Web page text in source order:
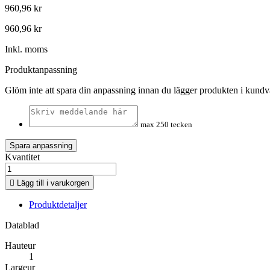
960,96 kr
960,96 kr
Inkl. moms
Produktanpassning
Glöm inte att spara din anpassning innan du lägger produkten i
max 250 tecken
Spara anpassning
Kvantitet
 Lägg till i varukorgen
Produktdetaljer
Datablad
Hauteur
1
Largeur